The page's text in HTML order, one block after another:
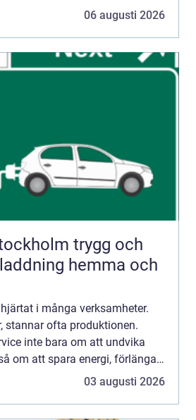
trygg drift över tid. Att serva
06 augusti 2026
trygg och
hemma och
i många verksamheter.
stannar ofta produktionen.
inte bara om att undvika
om att spara energi, förlänga
trygg drift över tid. Att serva
03 augusti 2026